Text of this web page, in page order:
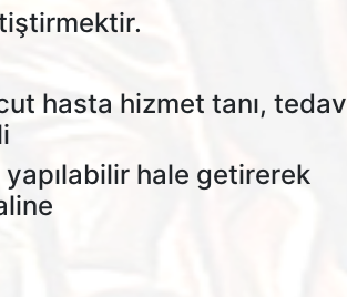
hasta hizmet tanı,
hale getirerek